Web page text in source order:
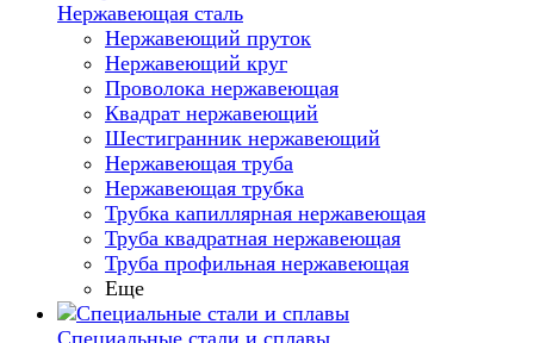
Нержавеющая сталь
Нержавеющий пруток
Нержавеющий круг
Проволока нержавеющая
Квадрат нержавеющий
Шестигранник нержавеющий
Нержавеющая труба
Нержавеющая трубка
Трубка капиллярная нержавеющая
Труба квадратная нержавеющая
Труба профильная нержавеющая
Еще
Специальные стали и сплавы